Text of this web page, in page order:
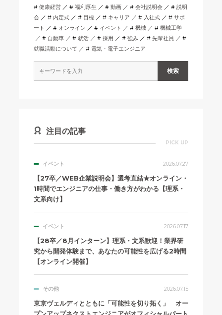
健康経営
福利厚生 動画 会社説明会
説明
会
内定式 目標 キャリア 入社式
サポ
ート
オンライン イベント 機械
機械工学
自動車
就活 採用 強み
先輩社員
就職活動について
電気・電子エンジニア
注目の記事
PICK UP
イベント 2026.07.27
【27卒／WEB企業説明会】選考直結★オンライン・
1時間でエンジニアの仕事・働き方がわかる【理系・
文系向け】
イベント 2026.07.17
【28卒／8月インターン】理系・文系歓迎！業界研
究から開発体験まで、あなたの可能性を広げる2時間
【オンライン開催】
その他 2026.07.15
東京ヴェルディとともに「可能性を切り拓く」 オー